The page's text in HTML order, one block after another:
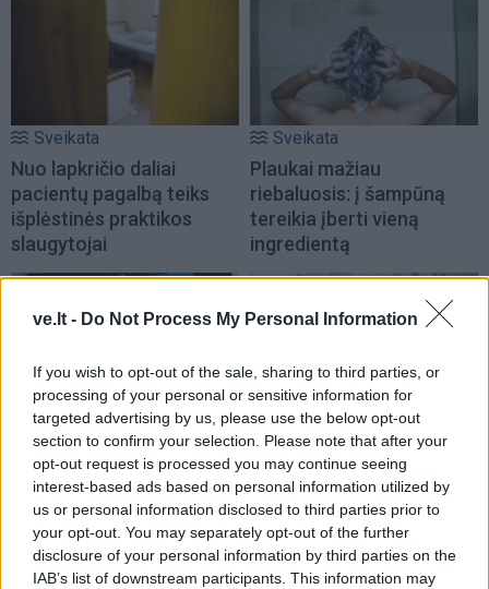
ve.lt - Do Not Process My Personal Information
If you wish to opt-out of the sale, sharing to third parties, or
processing of your personal or sensitive information for
targeted advertising by us, please use the below opt-out
section to confirm your selection. Please note that after your
opt-out request is processed you may continue seeing
interest-based ads based on personal information utilized by
us or personal information disclosed to third parties prior to
your opt-out. You may separately opt-out of the further
disclosure of your personal information by third parties on the
IAB’s list of downstream participants. This information may
Sveikata
Nuo lapkričio daliai
pacientų pagalbą teiks
išplėstinės praktikos
slaugytojai
Sveikata
Plaukai mažiau
riebaluosis: į šampūną
tereikia įberti vieną
ingredientą
Sveikata
Išrinktas Jūrininkų
poliklinikos vadovas(9)
Sveikata
Patekti pas vaikų
kardiologą - misija
neįmanoma?(1)